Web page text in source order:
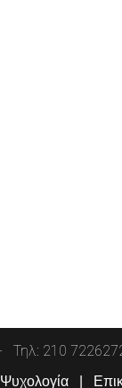
Τηλ: 210
Ψυχολογία